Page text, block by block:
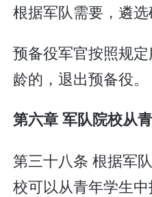
根据军队需要，遴选
预备役军官按照规
龄的，退出预备役。
第六章 军队院校从
第三十八条 根据军
校可以从青年学生